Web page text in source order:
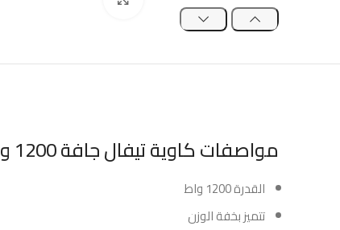
مواصفات كاوية تيفال جافة 1200 واط كلاسيك بلس :
القدرة 1200 واط
تتميز بخفة الوزن